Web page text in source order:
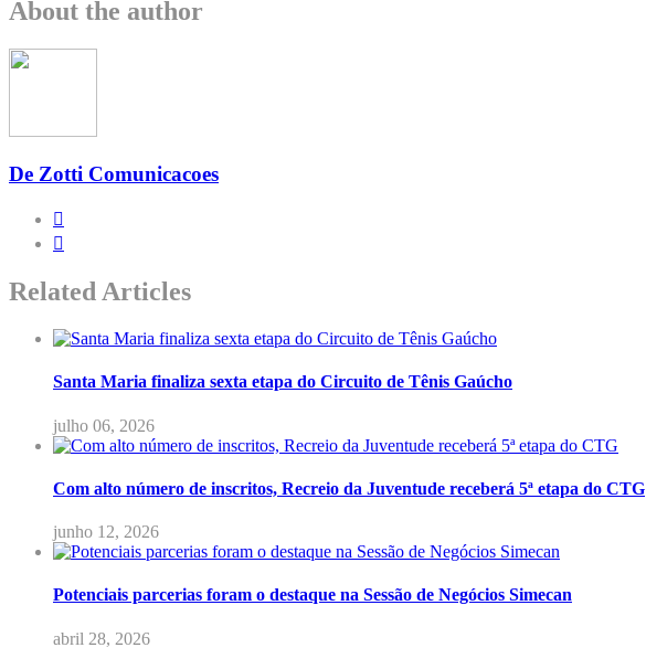
About the author
De Zotti Comunicacoes
Related Articles
Santa Maria finaliza sexta etapa do Circuito de Tênis Gaúcho
julho 06, 2026
Com alto número de inscritos, Recreio da Juventude receberá 5ª etapa do CTG
junho 12, 2026
Potenciais parcerias foram o destaque na Sessão de Negócios Simecan
abril 28, 2026